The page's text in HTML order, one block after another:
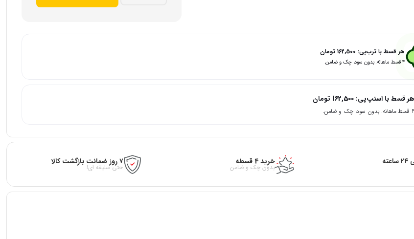
هر قسط با ترب‌پی: 162,500 تومان
۴ قسط ماهانه. بدون سود، چک و ضامن.
قسط با اسنپ‌پی: 162,500 تومان
سود، چک و ضامن.
خرید 4 قسطه
بدون چک و ضامن
۷ روز ضمانت بازگشت کالا
حتی سلیقه ای!